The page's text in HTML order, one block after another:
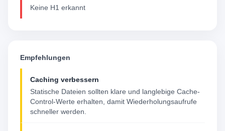
Keine H1 erkannt
Empfehlungen
Caching verbessern
Statische Dateien sollten klare und langlebige Cache-
Control-Werte erhalten, damit Wiederholungsaufrufe
schneller werden.